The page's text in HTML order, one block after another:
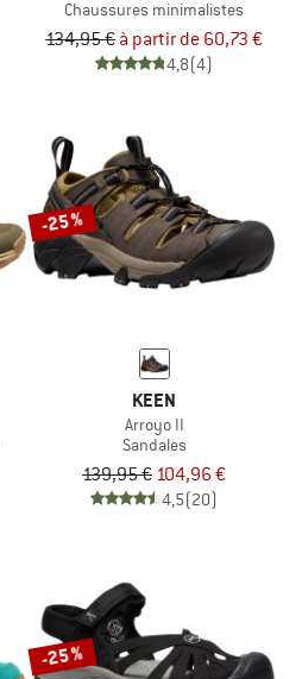
Chaussures minimalistes
134,95 € à partir de 60,73 €
4,8(4)
-25 %
KEEN
Arroyo II
Sandales
139,95 € 104,96 €
4,5(20)
-25 %